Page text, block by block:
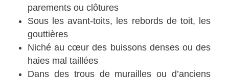
parements ou clôtures
Sous les avant-toits, les rebords de toit, les
gouttières
Niché au cœur des buissons denses ou des
haies mal taillées
Dans des trous de murailles ou d’anciens